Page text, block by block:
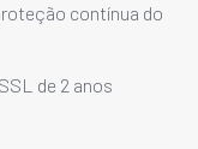
contínua do
de 2 anos